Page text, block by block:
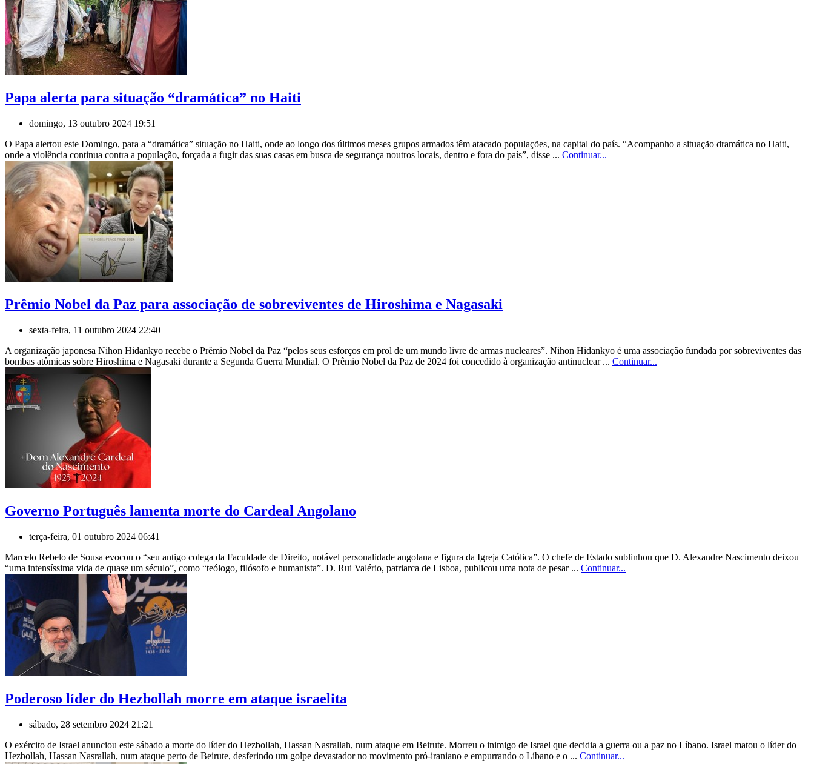
Papa alerta para situação “dramática” no Haiti
domingo, 13 outubro 2024 19:51
O Papa alertou este Domingo, para a “dramática” situação no Haiti, onde ao longo dos últimos meses grupos armados têm atacado populações, na capital do país. “Acompanho a situação dramática no Haiti,
onde a violência continua contra a população, forçada a fugir das suas casas em busca de segurança noutros locais, dentro e fora do país”, disse ... Continuar...
Prêmio Nobel da Paz para associação de sobreviventes de Hiroshima e Nagasaki
sexta-feira, 11 outubro 2024 22:40
A organização japonesa Nihon Hidankyo recebe o Prêmio Nobel da Paz “pelos seus esforços em prol de um mundo livre de armas nucleares”. Nihon Hidankyo é uma associação fundada por sobreviventes das
bombas atômicas sobre Hiroshima e Nagasaki durante a Segunda Guerra Mundial. O Prêmio Nobel da Paz de 2024 foi concedido à organização antinuclear ... Continuar...
Governo Português lamenta morte do Cardeal Angolano
terça-feira, 01 outubro 2024 06:41
Marcelo Rebelo de Sousa evocou o “seu antigo colega da Faculdade de Direito, notável personalidade angolana e figura da Igreja Católica”. O chefe de Estado sublinhou que D. Alexandre Nascimento deixou
“uma intensíssima vida de quase um século”, como “teólogo, filósofo e humanista”. D. Rui Valério, patriarca de Lisboa, publicou uma nota de pesar ... Continuar...
Poderoso líder do Hezbollah morre em ataque israelita
sábado, 28 setembro 2024 21:21
O exército de Israel anunciou este sábado a morte do líder do Hezbollah, Hassan Nasrallah, num ataque em Beirute. Morreu o inimigo de Israel que decidia a guerra ou a paz no Líbano. Israel matou o líder do
Hezbollah, Hassan Nasrallah, num ataque perto de Beirute, desferindo um golpe devastador no movimento pró-iraniano e empurrando o Líbano e o ... Continuar...